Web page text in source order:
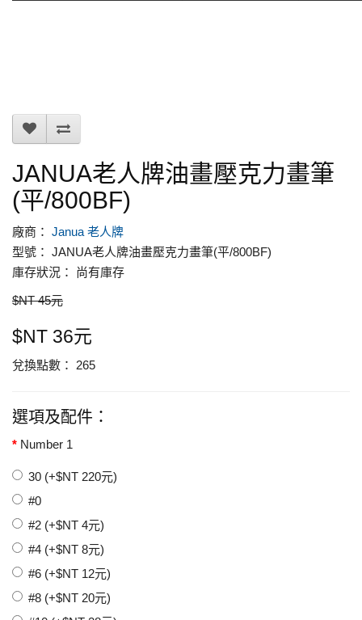
JANUA老人牌油畫壓克力畫筆
(平/800BF)
廠商： Janua 老人牌
型號： JANUA老人牌油畫壓克力畫筆(平/800BF)
庫存狀況： 尚有庫存
$NT 45元
$NT 36元
兌換點數： 265
選項及配件：
Number 1
30 (+$NT 220元)
#0
#2 (+$NT 4元)
#4 (+$NT 8元)
#6 (+$NT 12元)
#8 (+$NT 20元)